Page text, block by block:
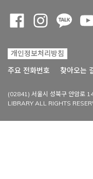
개인정보처리방침
주요 전화번호
찾아오는
(02841) 서울시 성북구 안암로
LIBRARY ALL RIGHTS
Opens a new
Opens a